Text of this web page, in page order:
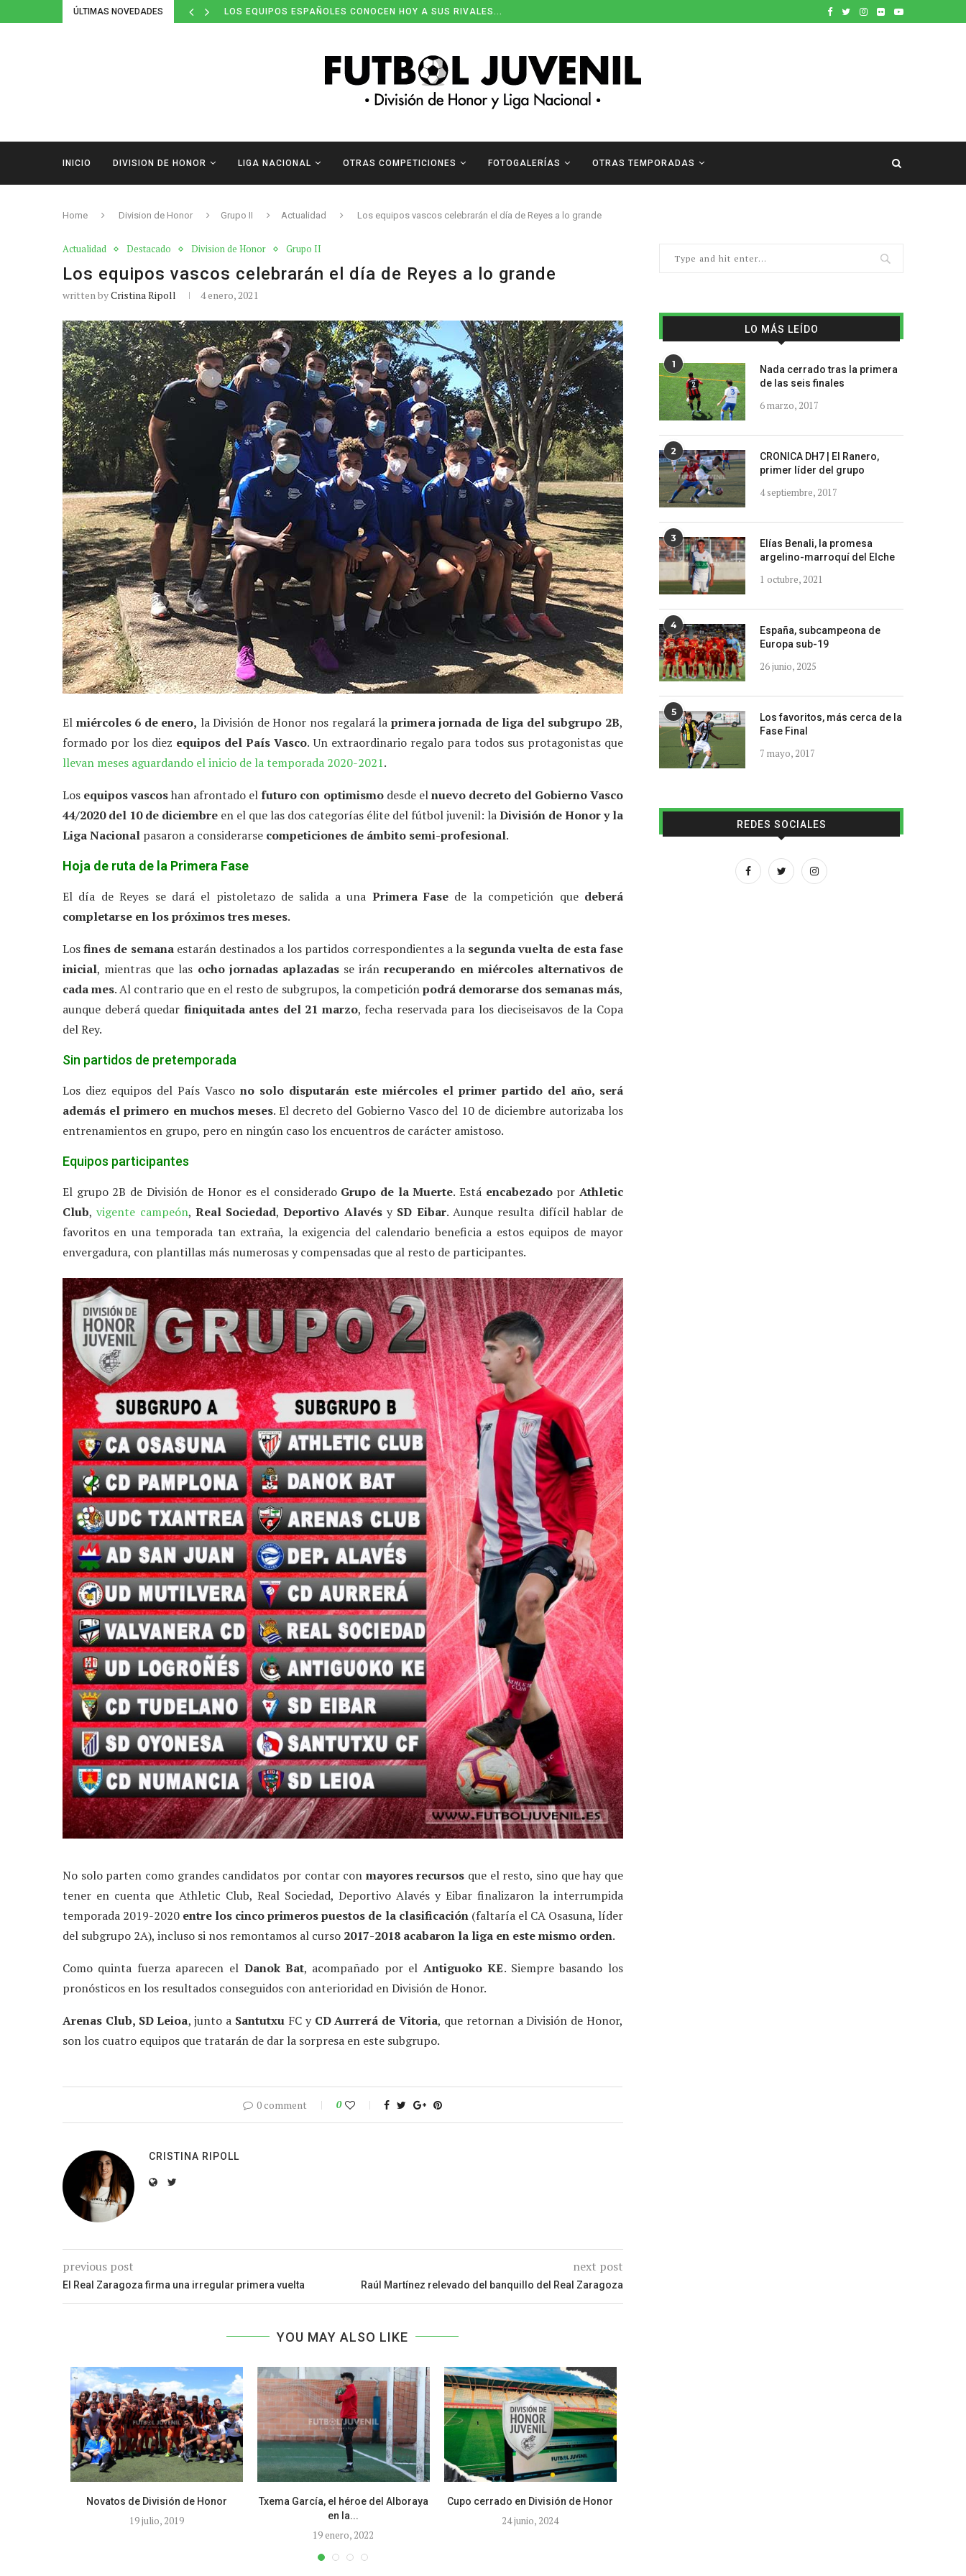
ÚLTIMAS NOVEDADES LOS EQUIPOS ESPAÑOLES CONOCEN HOY A SUS RIVALES...
INICIO DIVISION DE HONOR LIGA NACIONAL OTRAS COMPETICIONES FOTOGALERÍAS OTRAS TEMPORADAS
Home Division de Honor Grupo II Actualidad Los equipos vascos celebrarán el día de Reyes a lo grande
Actualidad Destacado Division de Honor Grupo II
Los equipos vascos celebrarán el día de Reyes a lo grande
written byCristina Ripoll 4 enero, 2021
El miércoles 6 de enero, la División de Honor nos regalará la primera jornada de liga del subgrupo 2B,
formado por los diez equipos del País Vasco. Un extraordinario regalo para todos sus protagonistas que
llevan meses aguardando el inicio de la temporada 2020-2021.
Los equipos vascoshan afrontado elfuturo con optimismodesde elnuevo decreto del Gobierno Vasco
44/2020 del 10 de diciembre en el que las dos categorías élite del fútbol juvenil: laDivisión de Honor y la
Liga Nacional pasaron a considerarse competiciones de ámbito semi-profesional.
Hoja de ruta de la Primera Fase
El día de Reyes se dará el pistoletazo de salida a una Primera Fase de la competición que deberá
completarse en los próximos tres meses.
Losfines de semanaestarán destinados a los partidos correspondientes a la segunda vuelta de esta fase
inicial, mientras que las ocho jornadas aplazadasse iránrecuperando en miércoles alternativos de
cada mes. Al contrario que en el resto de subgrupos, la competiciónpodrá demorarse dos semanas más,
aunque deberá quedar finiquitada antes del 21 marzo, fecha reservada para los dieciseisavos de la Copa
del Rey.
Sin partidos de pretemporada
Los diez equipos del País Vasco no solo disputarán este miércoles el primer partido del año, será
además el primero en muchos meses. El decreto del Gobierno Vasco del 10 de diciembre autorizaba los
entrenamientos en grupo, pero en ningún caso los encuentros de carácter amistoso.
Equipos participantes
El grupo 2B de División de Honor es el considerado Grupo de la Muerte. Está encabezadoporAthletic
Club,vigente campeón, Real Sociedad,Deportivo Alavésy SD Eibar. Aunque resulta difícil hablar de
favoritos en una temporada tan extraña, la exigencia del calendario beneficia a estos equipos de mayor
envergadura, con plantillas más numerosas y compensadas que al resto de participantes.
No solo parten como grandes candidatos por contar con mayores recursos que el resto, sino que hay que
tener en cuenta que Athletic Club, Real Sociedad, Deportivo Alavés y Eibar finalizaron la interrumpida
temporada 2019-2020 entre los cinco primeros puestos de la clasificación(faltaría el CA Osasuna, líder
del subgrupo 2A), incluso si nos remontamos al curso 2017-2018 acabaron la liga en este mismo orden.
Como quinta fuerza aparecen el Danok Bat, acompañado por el Antiguoko KE. Siempre basando los
pronósticos en los resultados conseguidos con anterioridad en División de Honor.
Arenas Club, SD Leioa, junto a Santutxu FC yCD Aurrerá de Vitoria, que retornan a División de Honor,
son los cuatro equipos que tratarán de dar la sorpresa en este subgrupo.
0 comment 0
CRISTINA RIPOLL
previous post
El Real Zaragoza firma una irregular primera vuelta
next post
Raúl Martínez relevado del banquillo del Real Zaragoza
YOU MAY ALSO LIKE
Novatos de División de Honor
19 julio, 2019
Txema García, el héroe del Alboraya
en la...
19 enero, 2022
Cupo cerrado en División de Honor
24 junio, 2024
LO MÁS LEÍDO
1
Nada cerrado tras la primera
de las seis finales
6 marzo, 2017
2
CRONICA DH7 | El Ranero,
primer líder del grupo
4 septiembre, 2017
3
Elías Benali, la promesa
argelino-marroquí del Elche
1 octubre, 2021
4
España, subcampeona de
Europa sub-19
26 junio, 2025
5
Los favoritos, más cerca de la
Fase Final
7 mayo, 2017
REDES SOCIALES